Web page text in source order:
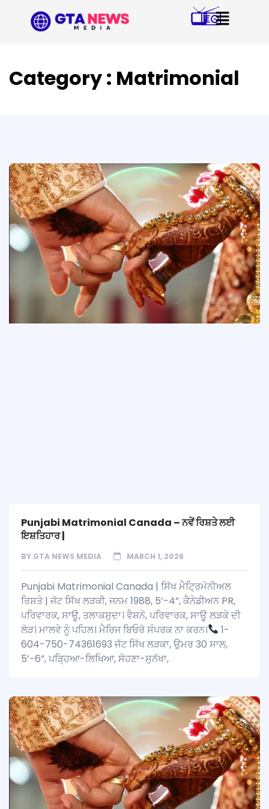
Category : Matrimonial
Punjabi Matrimonial Canada – ਨਵੇਂ ਰਿਸ਼ਤੇ ਲਈ
ਇਸ਼ਤਿਹਾਰ |
BY GTA NEWS MEDIA MARCH 1, 2026
Punjabi Matrimonial Canada | ਸਿੱਖ ਮੈਟ੍ਰਿਮੋਨੀਅਲ
ਰਿਸ਼ਤੇ | ਜੱਟ ਸਿੱਖ ਲੜਕੀ, ਜਨਮ 1988, 5’-4”, ਕੈਨੇਡੀਅਨ PR,
ਪਰਿਵਾਰਕ, ਸਾਊ, ਤਲਾਕਸ਼ੁਦਾ। ਵੈਸ਼ਨੋ, ਪਰਿਵਾਰਕ, ਸਾਊ ਲੜਕੇ ਦੀ
ਲੋੜ। ਮਾਲਵੇ ਨੂੰ ਪਹਿਲ। ਮੈਰਿਜ ਬਿਓਰੋ ਸੰਪਰਕ ਨਾ ਕਰਨ।
1-
604-750-74361693 ਜੱਟ ਸਿੱਖ ਲੜਕਾ, ਉਮਰ 30 ਸਾਲ,
5’-6”, ਪੜ੍ਹਿਆ-ਲਿਖਿਆ, ਸੋਹਣਾ-ਸੁਨੱਖਾ,